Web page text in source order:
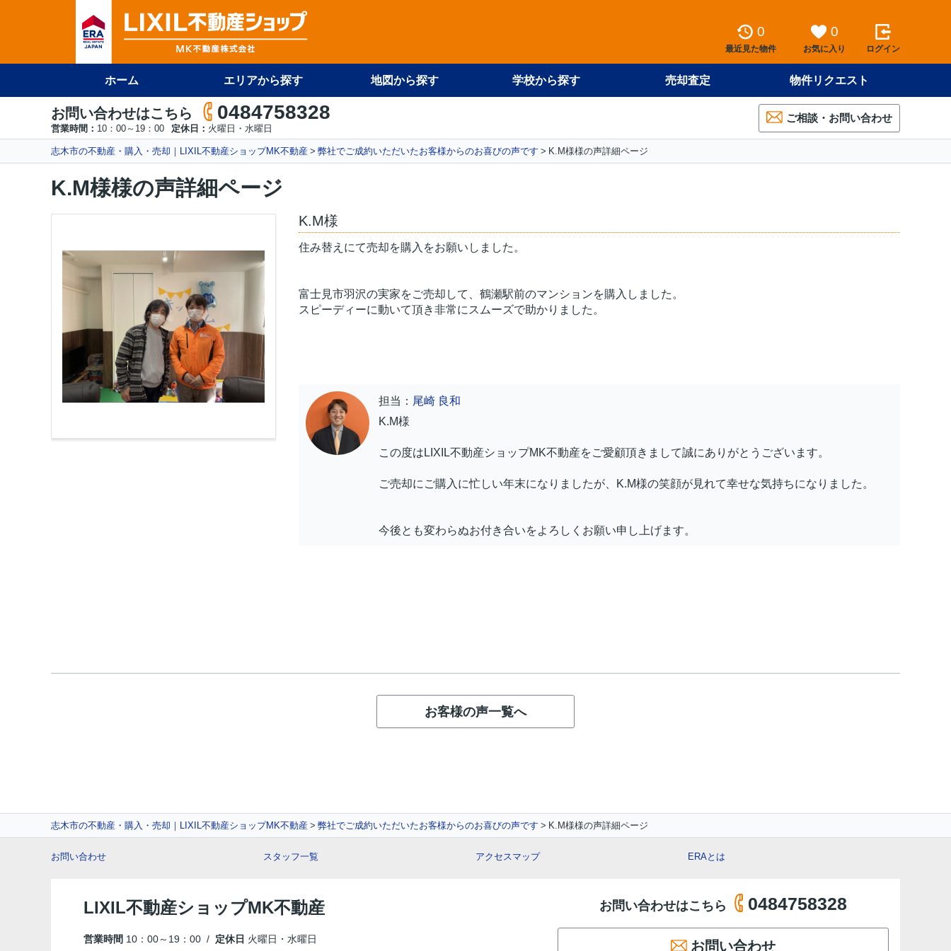
0
最近見た物件
0
お気に入り ログイン
ホーム エリアから探す 地図から探す 学校から探す 売却査定 物件リクエスト
お問い合わせはこちら 0484758328
営業時間： 10：00～19：00 定休日： 火曜日・水曜日
ご相談・お問い合わせ
志木市の不動産・購入・売却｜LIXIL不動産ショップMK不動産 弊社でご成約いただいたお客様からのお喜びの声です K.M様様の声詳細ページ
K.M様様の声詳細ページ
K.M様
住み替えにて売却を購入をお願いしました。
富士見市羽沢の実家をご売却して、鶴瀬駅前のマンションを購入しました。
スピーディーに動いて頂き非常にスムーズで助かりました。
担当： 尾崎 良和
K.M様
この度はLIXIL不動産ショップMK不動産をご愛顧頂きまして誠にありがとうございます。
ご売却にご購入に忙しい年末になりましたが、K.M様の笑顔が見れて幸せな気持ちになりました。
今後とも変わらぬお付き合いをよろしくお願い申し上げます。
お客様の声一覧へ
志木市の不動産・購入・売却｜LIXIL不動産ショップMK不動産 弊社でご成約いただいたお客様からのお喜びの声です K.M様様の声詳細ページ
お問い合わせ スタッフ一覧 アクセスマップ ERAとは
LIXIL不動産ショップMK不動産
営業時間 10：00～19：00 / 定休日 火曜日・水曜日
お問い合わせはこちら 0484758328
お問い合わせ